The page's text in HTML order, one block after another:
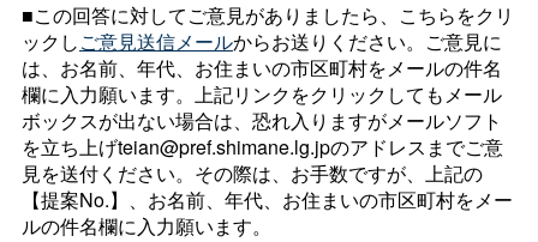
■この回答に対してご意見がありましたら、こちらをクリ
ックしご意見送信メールからお送りください。ご意見に
は、お名前、年代、お住まいの市区町村をメールの件名
欄に入力願います。上記リンクをクリックしてもメール
ボックスが出ない場合は、恐れ入りますがメールソフト
を立ち上げteian@pref.shimane.lg.jpのアドレスまでご意
見を送付ください。その際は、お手数ですが、上記の
【提案No.】、お名前、年代、お住まいの市区町村をメー
ルの件名欄に入力願います。